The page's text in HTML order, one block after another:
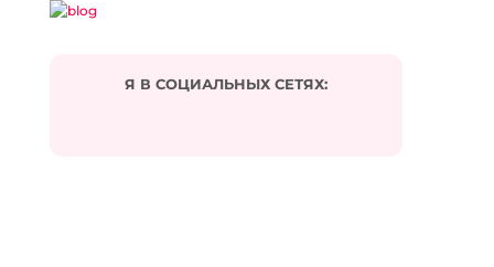
Я В СОЦИАЛЬНЫХ СЕТЯХ: